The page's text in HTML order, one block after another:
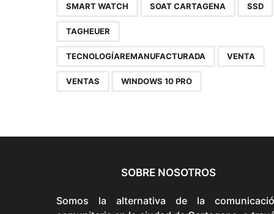
SMART WATCH SOAT CARTAGENA SSD
TAGHEUER
TECNOLOGÍAREMANUFACTURADA VENTA
VENTAS WINDOWS 10 PRO
SOBRE NOSOTROS
Somos la alternativa de la